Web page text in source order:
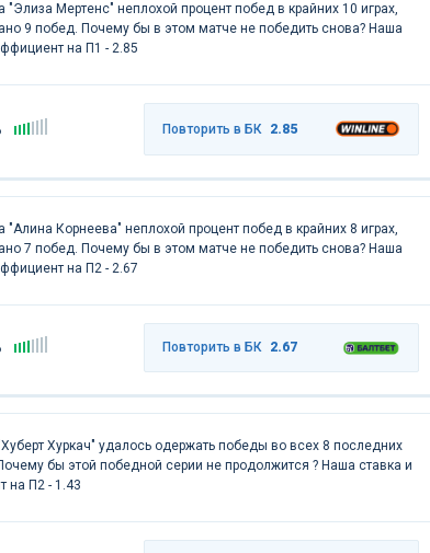
"Элиза Мертенс" неплохой процент побед в крайних 10 играх,
9 побед. Почему бы в этом матче не победить снова? Наша
на П1 - 2.85
Повторить в БК 2.85
"Алина Корнеева" неплохой процент побед в крайних 8 играх,
7 побед. Почему бы в этом матче не победить снова? Наша
на П2 - 2.67
Повторить в БК 2.67
Хуркач" удалось одержать победы во всех 8 последних
бы этой победной серии не продолжится ? Наша ставка и
на П2 - 1.43